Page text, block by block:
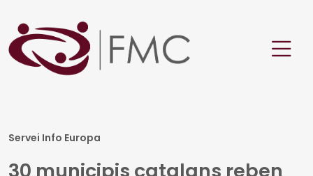
Servei Info Europa
30 municipis catalans reben